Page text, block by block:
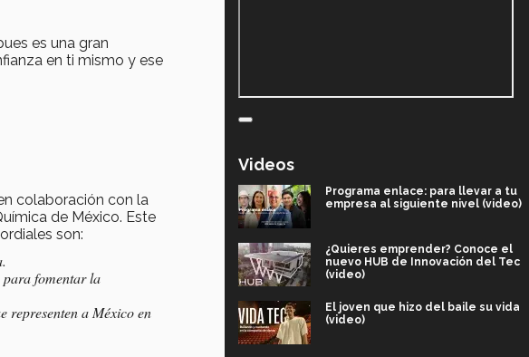
es una gran
en ti mismo y ese
colaboración con la
de México. Este
son:
fomentar la
representen a México en
Videos
Programa enlace: para llevar a tu
empresa al siguiente nivel (video)
¿Quieres emprender? Conoce el
nuevo HUB de Innovación del Tec
(video)
El joven que hizo del baile su vida
(video)